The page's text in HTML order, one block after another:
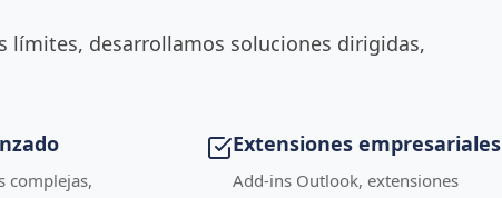
límites, desarrollamos soluciones dirigidas,
complejas,
Extensiones empresariales
Add-ins Outlook, extensiones